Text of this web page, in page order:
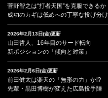
菅野智之は“打者天国”を克服できるか
成功のカギは低めへの丁寧な投げ分け
2026年2月13日(金)更新
山田哲人、16年目のサード転向
新ポジションの「傾向と対策」
2026年2月6日(金)更新
前田健太は楽天の「無形の力」か!?
先輩・黒田博樹が変えた広島投手陣